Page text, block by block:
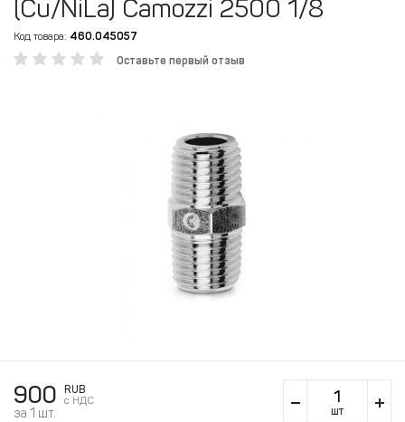
(Cu/NiLa) Camozzi 2500 1/8
Код товара: 460.045057
Оставьте первый отзыв
900
RUB
c НДС
за 1 шт. шт